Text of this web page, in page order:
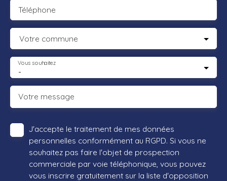
Téléphone
Votre commune
-
Vous souhaitez
Votre message
J'accepte le traitement de mes données
personnelles conformément au RGPD. Si vous ne
souhaitez pas faire l'objet de prospection
commerciale par voie téléphonique, vous pouvez
vous inscrire gratuitement sur la liste d'opposition